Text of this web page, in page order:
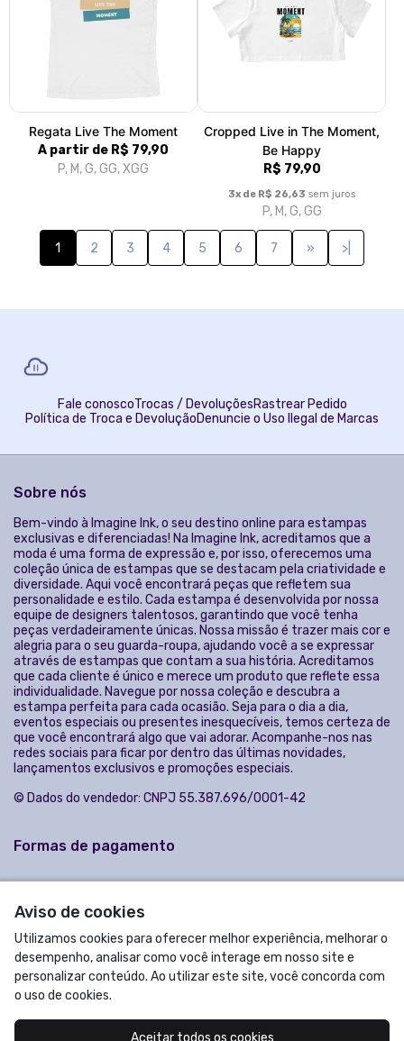
Aviso de cookies
Utilizamos cookies para oferecer melhor experiência, melhorar o
desempenho, analisar como você interage em nosso site e
personalizar conteúdo. Ao utilizar este site, você concorda com
o uso de cookies.
Aceitar todos os cookies
Política de Troca e Devolução
Denuncie o Uso Ilegal de Marcas
exclusivas e diferenciadas! Na Imagine Ink, acreditamos que a
moda é uma forma de expressão e, por isso, oferecemos uma
coleção única de estampas que se destacam pela criatividade e
personalidade e estilo. Cada estampa é desenvolvida por nossa
equipe de designers talentosos, garantindo que você tenha
peças verdadeiramente únicas. Nossa missão é trazer mais cor e
alegria para o seu guarda-roupa, ajudando você a se expressar
através de estampas que contam a sua história. Acreditamos
lançamentos exclusivos e promoções especiais.
© Dados do vendedor: CNPJ 55.387.696/0001-42
Acompanhe-nos: